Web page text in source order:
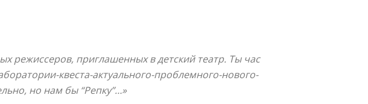
режиссеров, приглашенных в детский театр. Ты час
квеста-актуального-проблемного-нового-
но нам бы “Репку”…»